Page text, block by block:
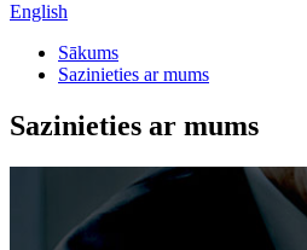
English
Sākums
Sazinieties ar mums
Sazinieties ar mums